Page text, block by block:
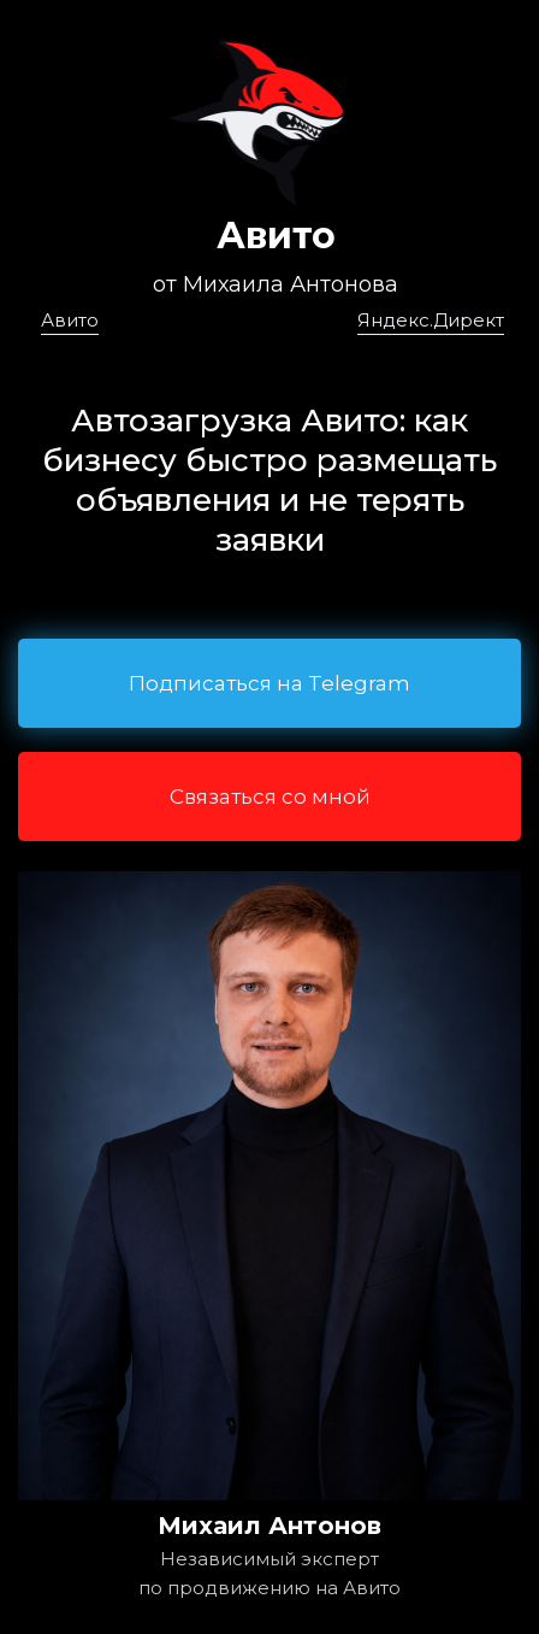
Авито
от Михаила Антонова
Авито Яндекс.Директ
Автозагрузка Авито: как
бизнесу быстро размещать
объявления и не терять
заявки
Подписаться на Telegram
Связаться со мной
Михаил Антонов
Независимый эксперт
по продвижению на Авито